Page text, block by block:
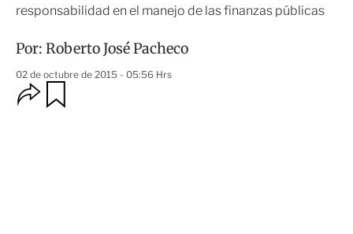
responsabilidad en el manejo de las finanzas públicas
Por: Roberto José Pacheco
02 de octubre de 2015 - 05:56 Hrs
O
p